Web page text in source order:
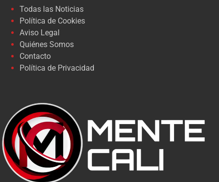
Todas las Noticias
Política de Cookies
Aviso Legal
Quiénes Somos
Contacto
Política de Privacidad